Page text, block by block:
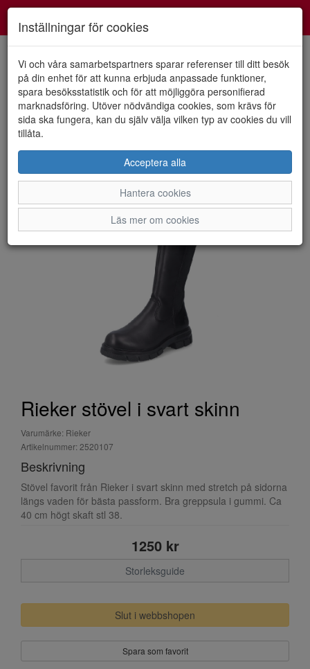
HEM RIEKER
Rieker stövel i svart skinn
Varumärke: Rieker
Artikelnummer: 2520107
Beskrivning
Stövel favorit från Rieker i svart skinn med stretch på sidorna
längs vaden för bästa passform. Bra greppsula i gummi. Ca
40 cm högt skaft stl 38.
1250 kr
Storleksguide
Slut i webbshopen
Spara som favorit
Inställningar för cookies
Vi och våra samarbetspartners sparar referenser till ditt besök
på din enhet för att kunna erbjuda anpassade funktioner,
spara besöksstatistik och för att möjliggöra personifierad
marknadsföring. Utöver nödvändiga cookies, som krävs för
sida ska fungera, kan du själv välja vilken typ av cookies du vill
tillåta.
Acceptera alla
Hantera cookies
Läs mer om cookies